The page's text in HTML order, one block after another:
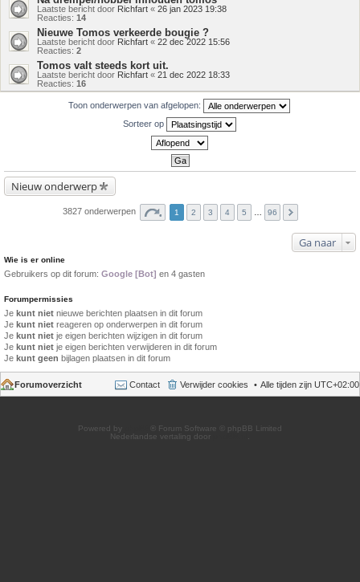
Laatste bericht door Richfart « 26 jan 2023 19:38
Reacties: 14
Nieuwe Tomos verkeerde bougie ?
Laatste bericht door Richfart « 22 dec 2022 15:56
Reacties: 2
Tomos valt steeds kort uit.
Laatste bericht door Richfart « 21 dec 2022 18:33
Reacties: 16
Toon onderwerpen van afgelopen:
Sorteer op
Nieuw onderwerp
3827 onderwerpen 1 2 3 4 5 96
Ga naar
Wie is er online
Gebruikers op dit forum: Google [Bot] en 4 gasten
Forumpermissies
Je kunt niet nieuwe berichten plaatsen in dit forum
Je kunt niet reageren op onderwerpen in dit forum
Je kunt niet je eigen berichten wijzigen in dit forum
Je kunt niet je eigen berichten verwijderen in dit forum
Je kunt geen bijlagen plaatsen in dit forum
Forumoverzicht Alle tijden zijn UTC+02:00
Verwijder cookies
Contact
Powered by
® Forum Software © phpBB Limited
Nederlandse vertaling door